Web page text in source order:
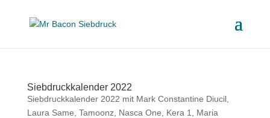
Siebdruckkalender 2022
Siebdruckkalender 2022 mit Mark Constantine Diucil,
Laura Same, Tamoonz, Nasca One, Kera 1, Maria